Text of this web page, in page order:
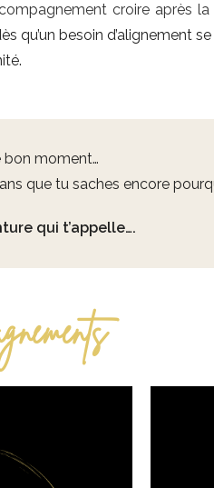
croire après
qu’un besoin d’alignement
bon moment…
que tu saches encore
qui t’appelle….